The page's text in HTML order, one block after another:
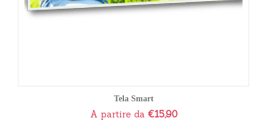
Tela Smart
A partire da €15,90